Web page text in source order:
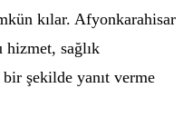
kılar. Afyonkarahisar
hizmet, sağlık
şekilde yanıt verme